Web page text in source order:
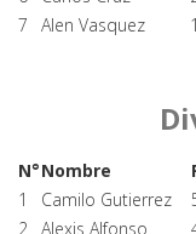
7
Alen Vasquez 1
N°Nombre
1
Camilo Gutierrez
2
Alexis Alfonso